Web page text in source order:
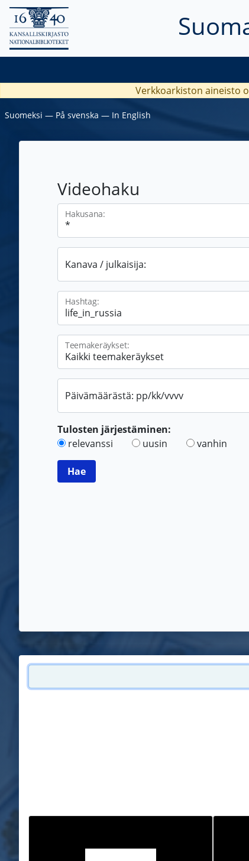
Verkkoarkiston aineisto
Suomeksi ― På svenska ― In English
Videohaku
Hakusana:
Kanava / julkaisija:
Hashtag:
Teemakeräykset:
Päivämäärästä: pp/kk/vvvv
Tulosten järjestäminen:
relevanssi
uusin vanhin